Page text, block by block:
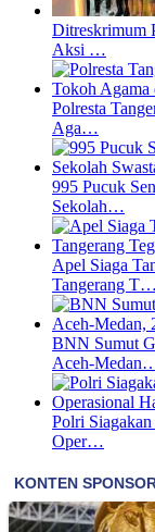
Ditreskrimum
Aksi …
Polresta
Aga…
995 Pucuk
Sekolah…
Apel Siaga
Tangerang T…
BNN Sumut
Aceh-
Polri Siagakan
Oper…